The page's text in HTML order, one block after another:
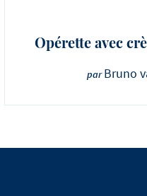
Opérette avec
parBruno